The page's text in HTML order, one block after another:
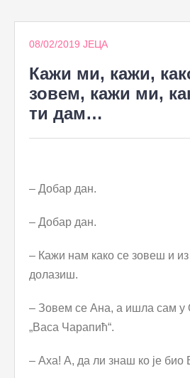
content
08/02/2019 ЈЕЦА
Кажи ми, кажи,
зовем, кажи ми,
ти дам…
– Добар дан.
– Добар дан.
– Кажи нам како се зовеш и из
долазиш.
– Зовем се Ана, а ишла сам у
„Васа Чарапић“.
– Аха! А, да ли знаш ко је био